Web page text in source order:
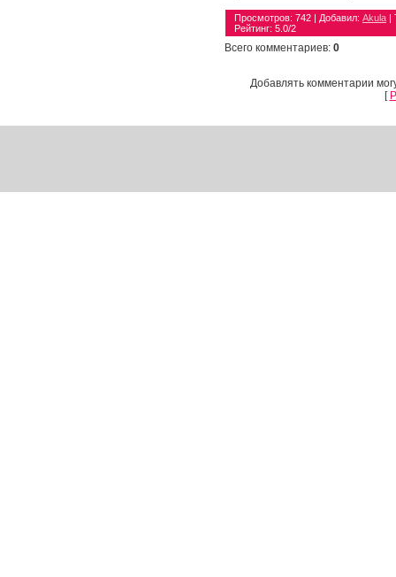
Просмотров: 742 | Добавил: Akula |
Рейтинг: 5.0/2
Всего комментариев: 0
Добавлять комментарии
[